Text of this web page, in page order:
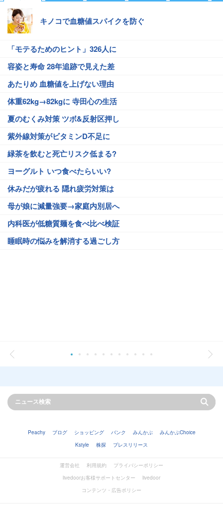
キノコで血糖値スパイクを防ぐ
「モテるためのヒント」326人に
容姿と寿命 28年追跡で見えた差
あたりめ 血糖値を上げない理由
体重62kg→82kgに 寺田心の生活
夏のむくみ対策 ツボ&反射区押し
紫外線対策がビタミンD不足に
緑茶を飲むと死亡リスク低まる?
ヨーグルト いつ食べたらいい?
休みだが疲れる 隠れ疲労対策は
母が娘に減量強要→家庭内別居へ
内科医が低糖質麺を食べ比べ検証
睡眠時の悩みを解消する過ごし方
Peachy ブログ ショッピング バンク みんかぶ
みんかぶChoice
Kstyle
株探 プレスリリース
運営会社 利用規約
プライバシーポリシー
livedoorお客様サポートセンター
livedoor
コンテンツ・広告ポリシー